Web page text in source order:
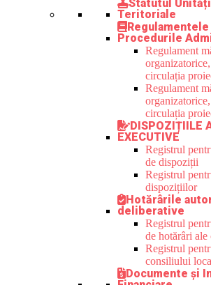
Statutul
Teritoriale
Procedurile
Regulament
circulația
Regulament
circulația
DISPOZIȚIILE
EXECUTIVE
Registrul
de dispoziții
Registrul
dispozițiilor
Hotărârile
deliberative
Registrul
de hotărâri
Registrul
consiliului
Documente și